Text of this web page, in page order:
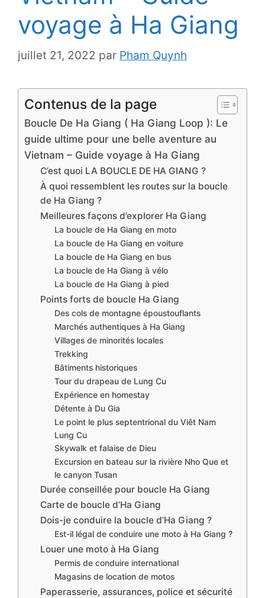
voyage à Ha Giang
juillet 21, 2022 par Pham Quynh
Contenus de la page
Boucle De Ha Giang ( Ha Giang Loop ): Le
guide ultime pour une belle aventure au
Vietnam – Guide voyage à Ha Giang
C’est quoi LA BOUCLE DE HA GIANG ?
À quoi ressemblent les routes sur la boucle
de Ha Giang ?
Meilleures façons d’explorer Ha Giang
La boucle de Ha Giang en moto
La boucle de Ha Giang en voiture
La boucle de Ha Giang en bus
La boucle de Ha Giang à vélo
La boucle de Ha Giang à pied
Points forts de boucle Ha Giang
Des cols de montagne époustouflants
Marchés authentiques à Ha Giang
Villages de minorités locales
Trekking
Bâtiments historiques
Tour du drapeau de Lung Cu
Expérience en homestay
Détente à Du Gia
Le point le plus septentrional du Viêt Nam
Lung Cu
Skywalk et falaise de Dieu
Excursion en bateau sur la rivière Nho Que et
le canyon Tusan
Durée conseillée pour boucle Ha Giang
Carte de boucle d’Ha Giang
Dois-je conduire la boucle d’Ha Giang ?
Est-il légal de conduire une moto à Ha Giang ?
Louer une moto à Ha Giang
Permis de conduire international
Magasins de location de motos
Paperasserie, assurances, police et sécurité